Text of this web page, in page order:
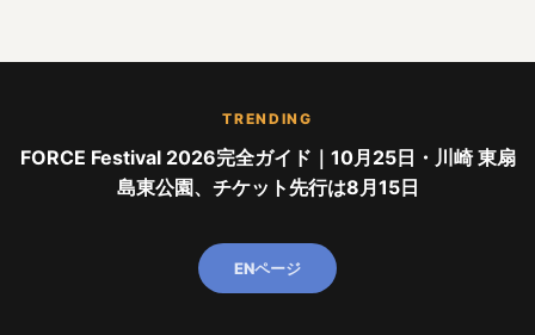
TRENDING
FORCE Festival 2026完全ガイド｜10月25日・川崎 東扇
島東公園、チケット先行は8月15日
ENページ